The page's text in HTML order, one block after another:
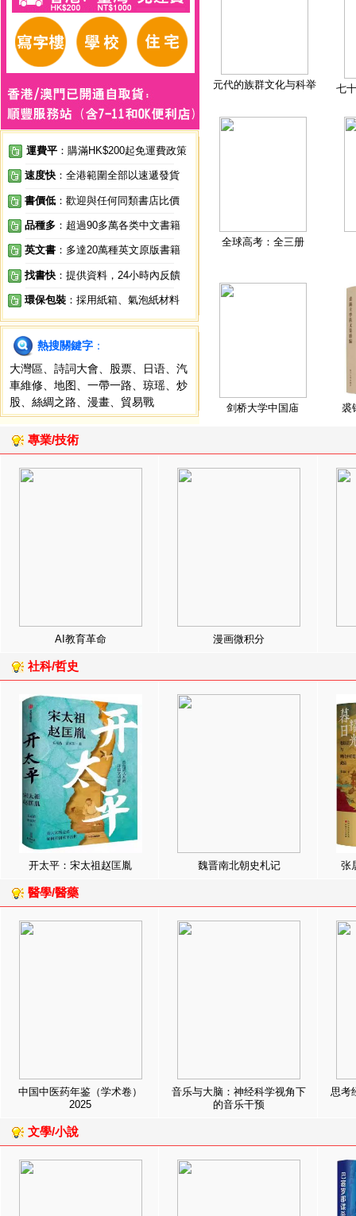
運費平 ：購滿HK$200起免運費政策
速度快 ：全港範圍全部以速遞發貨
書價低 ：歡迎與任何同類書店比價
品種多 ：超過90多萬各类中文書籍
英文書 ：多達20萬種英文原版書籍
找書快 ：提供資料，24小時內反饋
環保包裝 ：採用紙箱、氣泡紙材料
熱搜關鍵字 ：
大灣區
詩詞大會 股票 日语
汽
車維修
地图 一帶一路 琼瑶
炒
股
絲綢之路 漫畫 貿易戰
元代的族群文化与科举 七
全球高考：全三册
剑桥大学中国庙 裘
專業/技術
AI教育革命 漫画微积分
社科/哲史
开太平：宋太祖赵匡胤 魏晋南北朝史札记 张
醫學/醫藥
中国中医药年鉴（学术卷）
2025
音乐与大脑：神经科学视角下
的音乐干预
思考
文學/小說